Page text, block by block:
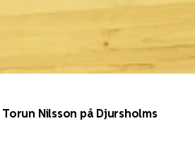
Nilsson på Djursholms